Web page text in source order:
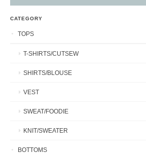
CATEGORY
TOPS
T-SHIRTS/CUTSEW
SHIRTS/BLOUSE
VEST
SWEAT/FOODIE
KNIT/SWEATER
BOTTOMS